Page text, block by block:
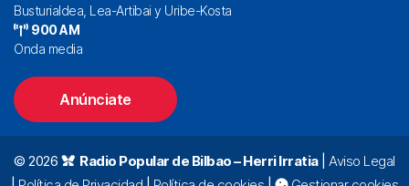
Busturialdea, Lea-Artibai y Uribe-Kosta
900 AM
Onda media
Anúnciate
© 2026 Radio Popular de Bilbao – Herri Irratia| Aviso Legal